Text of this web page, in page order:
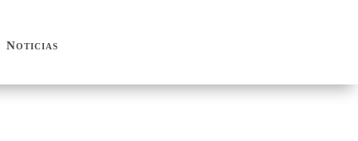
Noticias
Noticias